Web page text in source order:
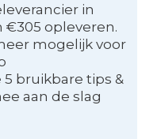
in
€305 opleveren.
mogelijk voor
bruikbare tips &
aan de slag